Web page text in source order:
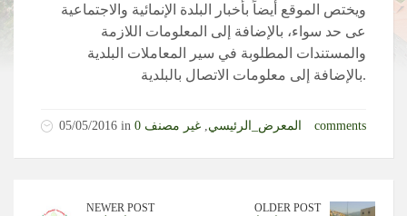
ويختص الموقع أيضاً بأخبار البلدة الإنمائية والاجتماعية
عى حد سواء، بالإضافة إلى المعلومات اللازمة
والمستندات المطلوبة في سير المعاملات البلدية
بالإضافة إلى معلومات الاتصال بالبلدية.
05/05/2016 in المعرض_الرئيسي غير مصنف 0 comments
NEWER POST OLDER POST